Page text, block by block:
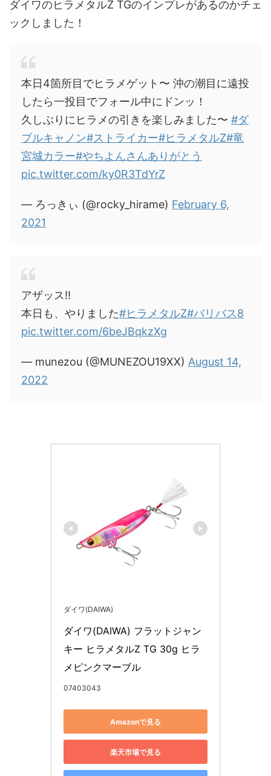
ダイワのヒラメタルZ TGのインプレがあるのかチェ
ックしました！
本日4箇所目でヒラメゲット〜 沖の潮目に遠投
したら一投目でフォール中にドンッ！
久しぶりにヒラメの引きを楽しみました〜 #ダ
ブルキャノン#ストライカー#ヒラメタルZ#竜
宮城カラー#やちよんさんありがとう
pic.twitter.com/ky0R3TdYrZ
— ろっきぃ (@rocky_hirame) February 6,
2021
アザッス‼️
本日も、やりました#ヒラメタルZ#バリバス8
pic.twitter.com/6beJBqkzXg
— munezou (@MUNEZOU19XX) August 14,
2022
ダイワ(DAIWA)
ダイワ(DAIWA) フラットジャン
キー ヒラメタルZ TG 30g ヒラ
メピンクマーブル
07403043
Amazonで見る
楽天市場で見る